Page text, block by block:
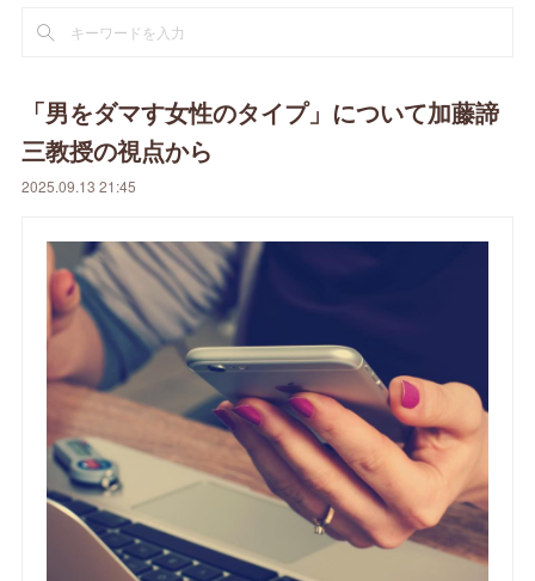
「男をダマす女性のタイプ」について加藤諦
三教授の視点から
2025.09.13 21:45